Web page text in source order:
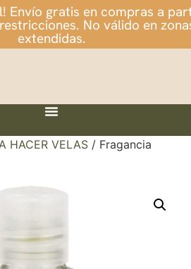
Envío gratis en compras a
No válido en
extendidas.
HACER VELAS / Fragancia